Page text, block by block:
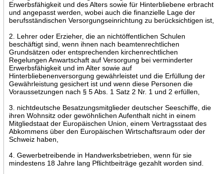
Erwerbsfähigkeit und des Alters sowie für Hinterbliebene erbracht
und angepasst werden, wobei auch die finanzielle Lage der
berufsständischen Versorgungseinrichtung zu berücksichtigen ist,
2. Lehrer oder Erzieher, die an nichtöffentlichen Schulen
beschäftigt sind, wenn ihnen nach beamtenrechtlichen
Grundsätzen oder entsprechenden kirchenrechtlichen
Regelungen Anwartschaft auf Versorgung bei verminderter
Erwerbsfähigkeit und im Alter sowie auf
Hinterbliebenenversorgung gewährleistet und die Erfüllung der
Gewährleistung gesichert ist und wenn diese Personen die
Voraussetzungen nach § 5 Abs. 1 Satz 2 Nr. 1 und 2 erfüllen,
3. nichtdeutsche Besatzungsmitglieder deutscher Seeschiffe, die
ihren Wohnsitz oder gewöhnlichen Aufenthalt nicht in einem
Mitgliedstaat der Europäischen Union, einem Vertragsstaat des
Abkommens über den Europäischen Wirtschaftsraum oder der
Schweiz haben,
4. Gewerbetreibende in Handwerksbetrieben, wenn für sie
mindestens 18 Jahre lang Pflichtbeiträge gezahlt worden sind.